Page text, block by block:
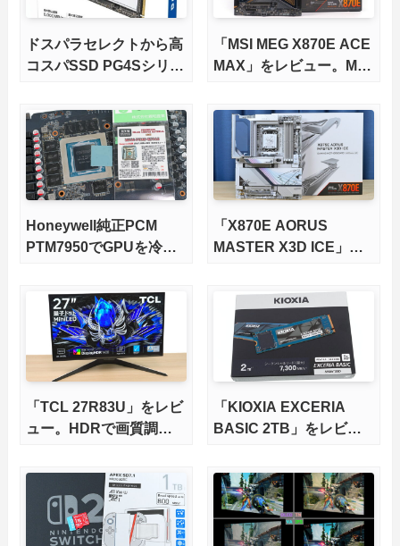
ドスパラセレクトから高
コスパSSD PG4Sシリー
「MSI MEG X870E ACE
MAX」をレビュー。M.2
版X870Eマザーボードを
徹底検証
Honeywell純正PCM
PTM7950でGPUを冷や
「X870E AORUS
MASTER X3D ICE」を
さらに高速にする完全版
X870Eマザーボードを徹
底検証
「TCL 27R83U」をレビ
ュー。HDRで画質調整
輝度も発揮！
「KIOXIA EXCERIA
BASIC 2TB」をレビュ
力、高性能、高コスパを
実現！